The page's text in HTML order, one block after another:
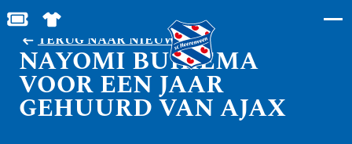
BESTEL JOUW TICKETS
SHOP IN DE FEANSTORE
TERUG NAAR NIEUWS
NAYOMI BUIKEMA
VOOR EEN JAAR
GEHUURD VAN AJAX